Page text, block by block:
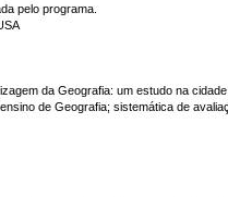
pelo programa.
da Geografia: um estudo na
de Geografia; sistemática de